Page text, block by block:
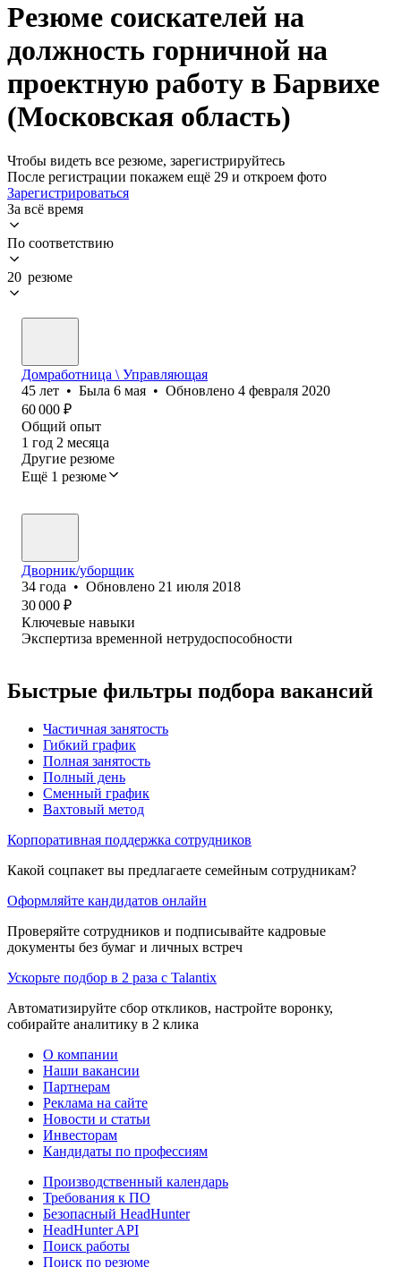
Резюме соискателей на
должность горничной на
проектную работу в Барвихе
(Московская область)
Чтобы видеть все резюме, зарегистрируйтесь
После регистрации покажем ещё 29 и откроем фото
Зарегистрироваться
За всё время
По соответствию
20 резюме
Домработница \ Управляющая
45 лет • Была 6 мая • Обновлено 4 февраля 2020
60 000 ₽
Общий опыт
1 год 2 месяца
Другие резюме
Ещё 1 резюме
Дворник/уборщик
34 года • Обновлено 21 июля 2018
30 000 ₽
Ключевые навыки
Экспертиза временной нетрудоспособности
Быстрые фильтры подбора вакансий
Частичная занятость
Гибкий график
Полная занятость
Полный день
Сменный график
Вахтовый метод
Корпоративная поддержка сотрудников
Какой соцпакет вы предлагаете семейным сотрудникам?
Оформляйте кандидатов онлайн
Проверяйте сотрудников и подписывайте кадровые
документы без бумаг и личных встреч
Ускорьте подбор в 2 раза с Talantix
Автоматизируйте сбор откликов, настройте воронку,
собирайте аналитику в 2 клика
О компании
Наши вакансии
Партнерам
Реклама на сайте
Новости и статьи
Инвесторам
Кандидаты по профессиям
Производственный календарь
Требования к ПО
Безопасный HeadHunter
HeadHunter API
Поиск работы
Поиск по резюме